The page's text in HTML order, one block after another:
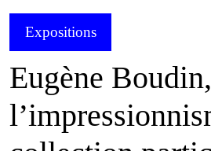
Expositions
Eugène